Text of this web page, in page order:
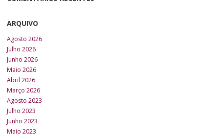
ARQUIVO
Agosto 2026
Julho 2026
Junho 2026
Maio 2026
Abril 2026
Março 2026
Agosto 2023
Julho 2023
Junho 2023
Maio 2023